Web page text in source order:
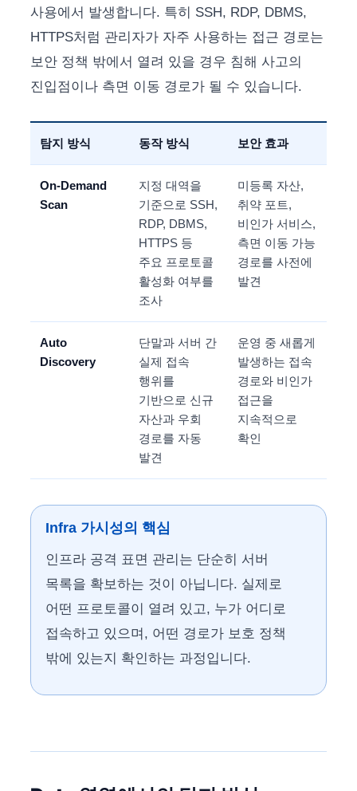
사용에서 발생합니다. 특히 SSH, RDP, DBMS,
HTTPS처럼 관리자가 자주 사용하는 접근 경로는
보안 정책 밖에서 열려 있을 경우 침해 사고의
진입점이나 측면 이동 경로가 될 수 있습니다.
탐지 방식 동작 방식 보안 효과
On-Demand
Scan
지정 대역을
기준으로 SSH,
RDP, DBMS,
HTTPS 등
주요 프로토콜
활성화 여부를
조사
미등록 자산,
취약 포트,
비인가 서비스,
측면 이동 가능
경로를 사전에
발견
Auto
Discovery
단말과 서버 간
실제 접속
행위를
기반으로 신규
자산과 우회
경로를 자동
발견
운영 중 새롭게
발생하는 접속
경로와 비인가
접근을
지속적으로
확인
Infra 가시성의 핵심
인프라 공격 표면 관리는 단순히 서버
목록을 확보하는 것이 아닙니다. 실제로
어떤 프로토콜이 열려 있고, 누가 어디로
접속하고 있으며, 어떤 경로가 보호 정책
밖에 있는지 확인하는 과정입니다.